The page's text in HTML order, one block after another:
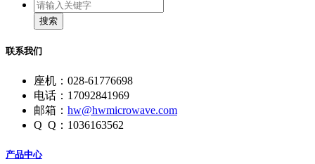
搜索
联系我们
座机：028-61776698
电话：17092841969
邮箱： hw@hwmicrowave.com
Q Q：1036163562
产品中心